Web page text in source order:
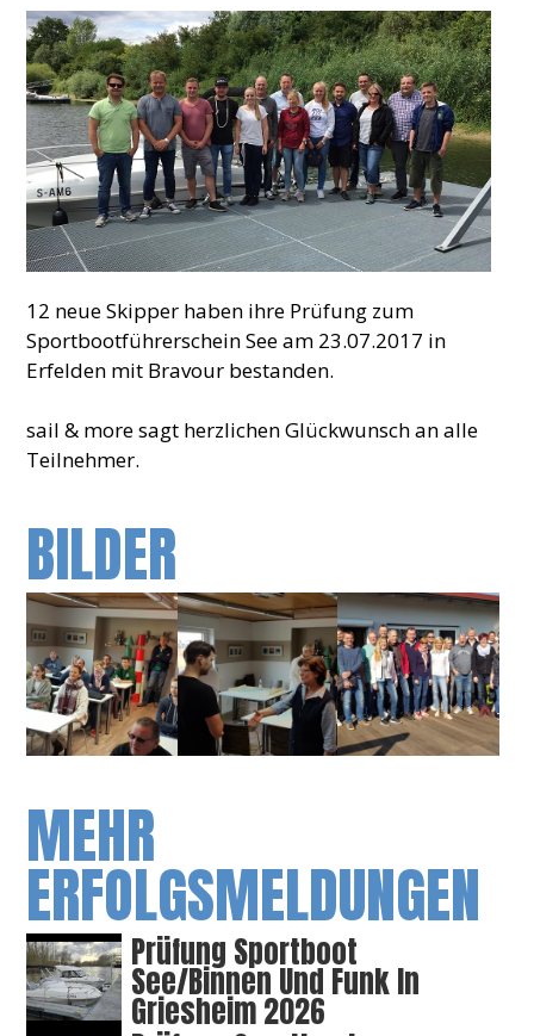
12 neue Skipper haben ihre Prüfung zum
Sportbootführerschein See am 23.07.2017 in
Erfelden mit Bravour bestanden.
sail & more sagt herzlichen Glückwunsch an alle
Teilnehmer.
BILDER
MEHR
ERFOLGSMELDUNGEN
Prüfung Sportboot
See/Binnen Und Funk In
Griesheim 2026